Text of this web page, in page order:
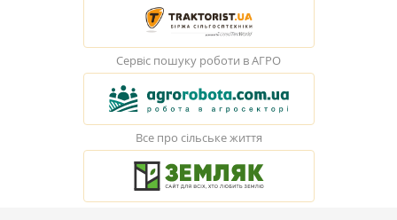
Сервіс пошуку роботи в АГРО
Все про сільське життя